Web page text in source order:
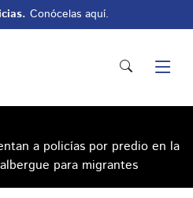
Conócelas aquí.
a policías por predio en la
para migrantes